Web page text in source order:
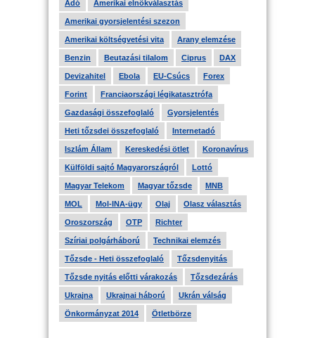
Adó Amerikai elnökválasztás
Amerikai gyorsjelentési szezon
Amerikai költségvetési vita Arany elemzése
Benzin Beutazási tilalom Ciprus DAX
Devizahitel Ebola EU-Csúcs Forex
Forint Franciaországi légikatasztrófa
Gazdasági összefoglaló Gyorsjelentés
Heti tőzsdei összefoglaló Internetadó
Iszlám Állam Kereskedési ötlet Koronavírus
Külföldi sajtó Magyarországról Lottó
Magyar Telekom Magyar tőzsde MNB
MOL Mol-INA-ügy Olaj Olasz választás
Oroszország OTP Richter
Szíriai polgárháború Technikai elemzés
Tőzsde - Heti összefoglaló Tőzsdenyitás
Tőzsde nyitás előtti várakozás Tőzsdezárás
Ukrajna Ukrajnai háború Ukrán válság
Önkormányzat 2014 Ötletbörze